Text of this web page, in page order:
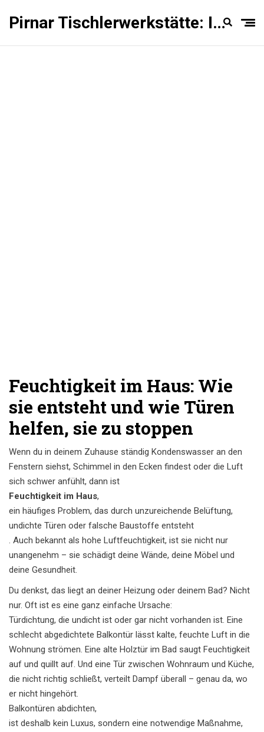
Pirnar Tischlerwerkstätte: Innentüren Experten
Feuchtigkeit im Haus: Wie
sie entsteht und wie Türen
helfen, sie zu stoppen
Wenn du in deinem Zuhause ständig Kondenswasser an den
Fenstern siehst, Schimmel in den Ecken findest oder die Luft
sich schwer anfühlt, dann ist
Feuchtigkeit im Haus,
ein häufiges Problem, das durch unzureichende Belüftung,
undichte Türen oder falsche Baustoffe entsteht
. Auch bekannt als hohe Luftfeuchtigkeit, ist sie nicht nur
unangenehm – sie schädigt deine Wände, deine Möbel und
deine Gesundheit.
Du denkst, das liegt an deiner Heizung oder deinem Bad? Nicht
nur. Oft ist es eine ganz einfache Ursache:
Türdichtung, die undicht ist oder gar nicht vorhanden ist. Eine
schlecht abgedichtete Balkontür lässt kalte, feuchte Luft in die
Wohnung strömen. Eine alte Holztür im Bad saugt Feuchtigkeit
auf und quillt auf. Und eine Tür zwischen Wohnraum und Küche,
die nicht richtig schließt, verteilt Dampf überall – genau da, wo
er nicht hingehört.
Balkontüren abdichten,
ist deshalb kein Luxus, sondern eine notwendige Maßnahme,